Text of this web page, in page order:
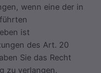
wenn eine der in
ist
des Art. 20
Sie das Recht
zu verlangen.